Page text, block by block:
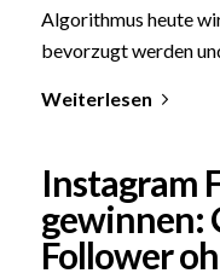
Algorithmus heute
bevorzugt werden
Weiterlesen
Instagram
gewinnen:
Follower